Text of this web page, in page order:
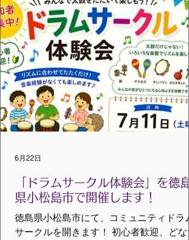
０ 受付開始 ２０：００ ドラムサ
ークル ２１：３０ 終了 ※１
６：３０終了予定 場所 ：なみきスクエ
大音楽堂 福岡市東区千早４丁目２１ 参
費：２，５００円（事前予約）
当日参加は＋５００円 ファシリテーター
ポール、トムトム 申込み詳細はチラシを
覧ください。 主催：渦女打楽団 協力：一
社団法人VMCグローバルジャパン ※告知
としてダウンロードできます。
「ドラムサークル体験会」を徳島
県小松島市で開催します！
徳島県小松島市にて、コミュニティドラム
サークルを開きます！ 初心者歓迎、どな
6月22日